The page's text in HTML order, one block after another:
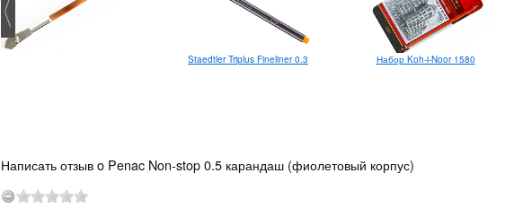
Staedtler Triplus Fineliner 0.3 Набор Koh-i-Noor 1580
Написать отзыв o Penac Non-stop 0.5 карандаш (фиолетовый корпус)